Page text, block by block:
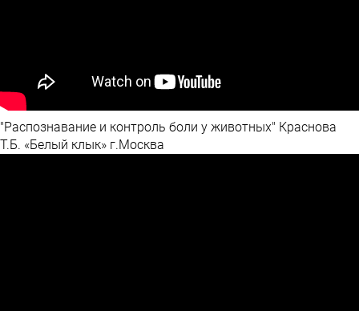
"Распознавание и контроль боли у животных" Краснова
Т.Б. «Белый клык» г.Москва